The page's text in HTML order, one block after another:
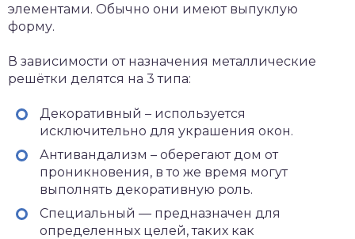
элементами. Обычно они имеют выпуклую
форму.
В зависимости от назначения металлические
решётки делятся на 3 типа:
Декоративный – используется
исключительно для украшения окон.
Антивандализм – оберегают дом от
проникновения, в то же время могут
выполнять декоративную роль.
Специальный — предназначен для
определенных целей, таких как